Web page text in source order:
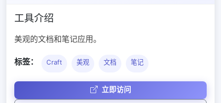
工具介绍
美观的文档和笔记应用。
标签： Craft 美观 文档 笔记
立即访问